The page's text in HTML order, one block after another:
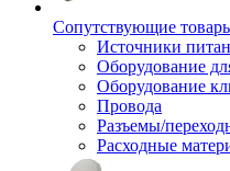
Сопутствующие
Источники
Оборудование
Оборудование
Провода
Разъемы/
Расходные